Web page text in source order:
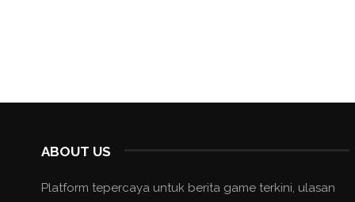
ABOUT US
Platform tepercaya untuk berita game terkini, ulasan